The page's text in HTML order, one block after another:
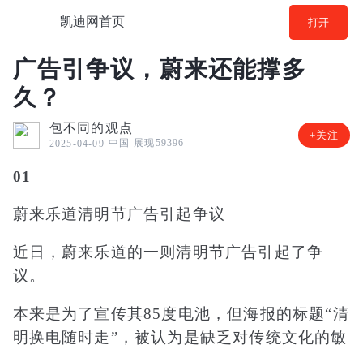
凯迪网首页 打开
广告引争议，蔚来还能撑多
久？
包不同的观点
2025-04-09 中国 展现59396
+关注
01
蔚来乐道清明节广告引起争议
近日，蔚来乐道的一则清明节广告引起了争
议。
本来是为了宣传其85度电池，但海报的标题“清
明换电随时走”，被认为是缺乏对传统文化的敏